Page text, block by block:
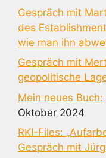
Gespräch mit
des
wie man ihn
Gespräch mit
geopolitische
Mein neues Buch:
Oktober 2024
RKI-Files:
Gespräch mit